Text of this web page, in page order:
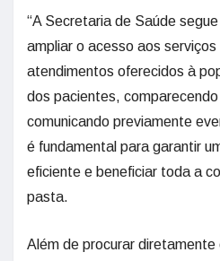
“A Secretaria de Saúde
ampliar o acesso aos
atendimentos oferecidos à
dos pacientes,
comunicando previamente
é fundamental para garantir
eficiente e beneficiar toda a
pasta.
Além de procurar